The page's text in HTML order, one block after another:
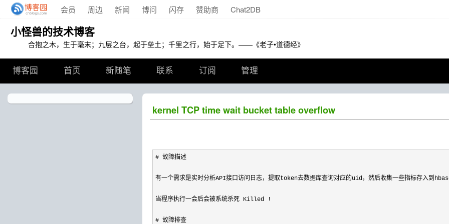
会员 周边 新闻 博问 闪存 赞助商 Chat2DB
小怪兽的技术博客
合抱之木，生于毫末；九层之台，起于垒土；千里之行，始于足下。——《老子•道德经》
博客园 首页 新随笔 联系 订阅 管理
kernel TCP time wait bucket table overflow
# 故障描述
有一个需求是实时分析API接口访问日志，提取token去数据库查询对应的uid，然后收集一些指标存入到
当程序执行一会后会被系统杀死 Killed !
# 故障排查